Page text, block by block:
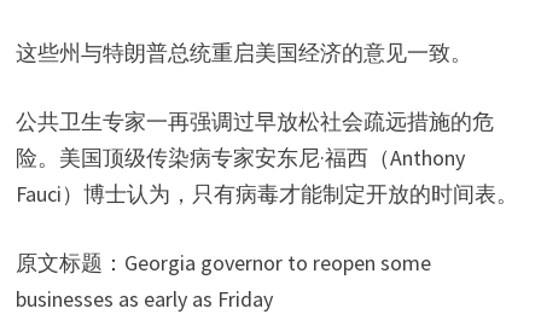
这些州与特朗普总统重启美国经济的意见一致。
公共卫生专家一再强调过早放松社会疏远措施的危
险。美国顶级传染病专家安东尼·福西（Anthony
Fauci）博士认为，只有病毒才能制定开放的时间表。
原文标题：Georgia governor to reopen some
businesses as early as Friday